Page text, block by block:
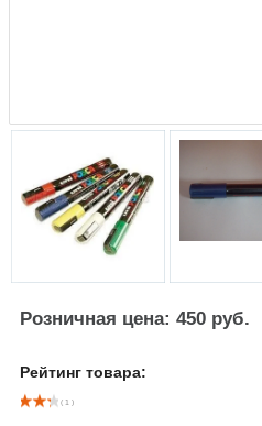
Розничная цена: 450 руб.
Рейтинг товара:
( 1 )